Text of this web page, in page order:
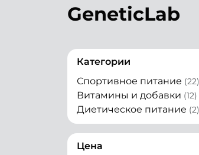
GeneticLab
Категории
Спортивное питание (22)
Витамины и добавки (12)
Диетическое питание (2)
Цена